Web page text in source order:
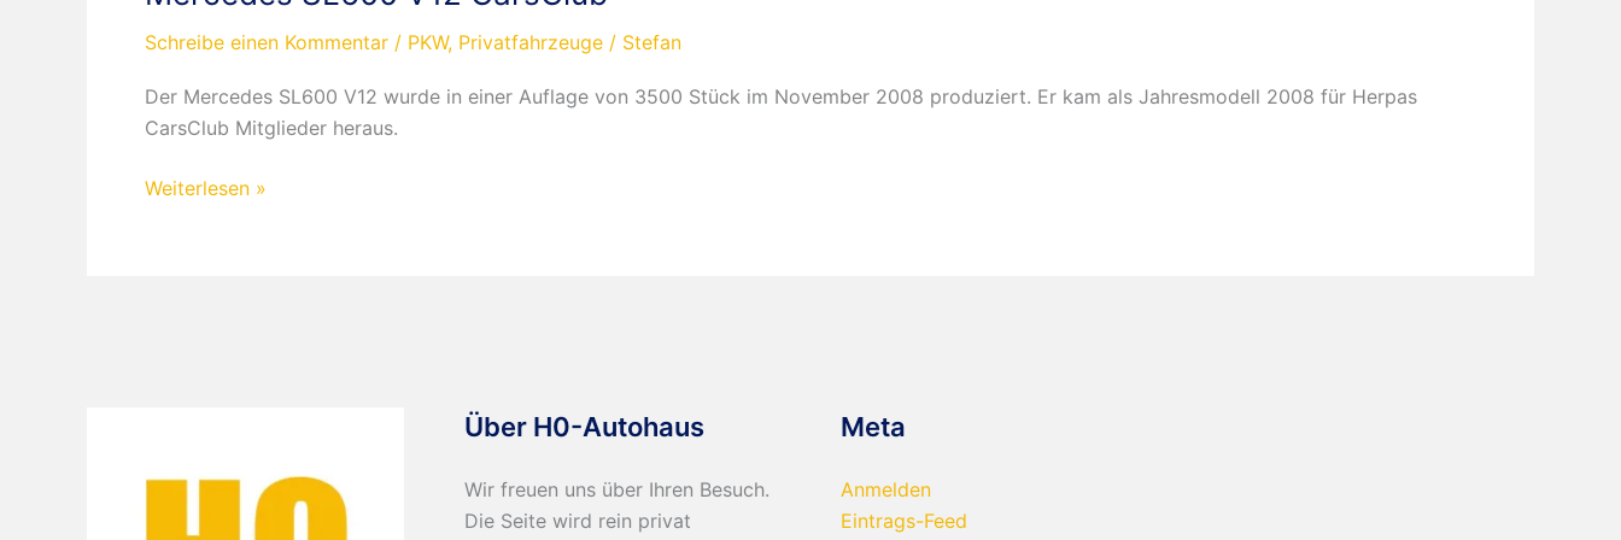
Schreibe einen Kommentar / PKW, Privatfahrzeuge / Stefan
Der Mercedes SL600 V12 wurde in einer Auflage von 3500 Stück im November 2008 produziert. Er kam als Jahresmodell 2008 für Herpas
CarsClub Mitglieder heraus.
Mercedes
Weiterlesen »
Über H0-Autohaus
Wir freuen uns über Ihren Besuch.
Die Seite wird rein privat
Meta
Anmelden
Eintrags-Feed